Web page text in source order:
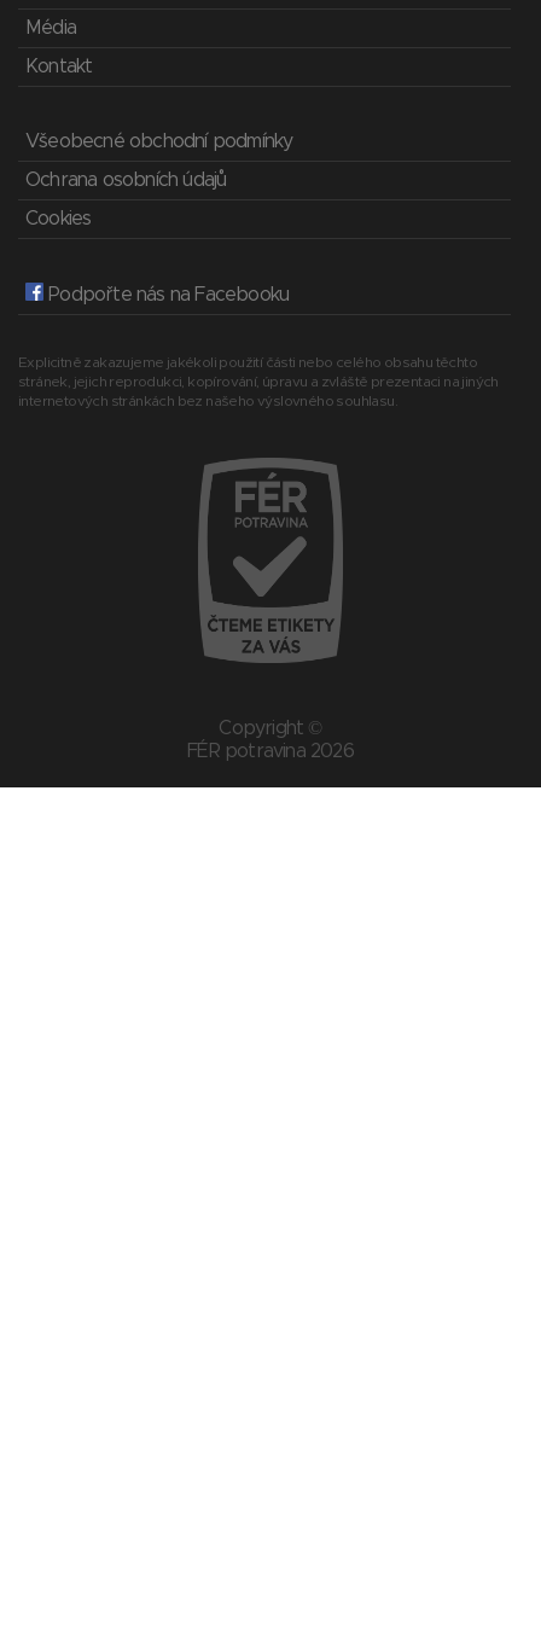
Média
Kontakt
Všeobecné obchodní podmínky
Ochrana osobních údajů
Cookies
Podpořte nás na Facebooku
Explicitně zakazujeme jakékoli použití části nebo celého obsahu těchto
stránek, jejich reprodukci, kopírování, úpravu a zvláště prezentaci na jiných
internetových stránkách bez našeho výslovného souhlasu.
Copyright ©
FÉR potravina 2026